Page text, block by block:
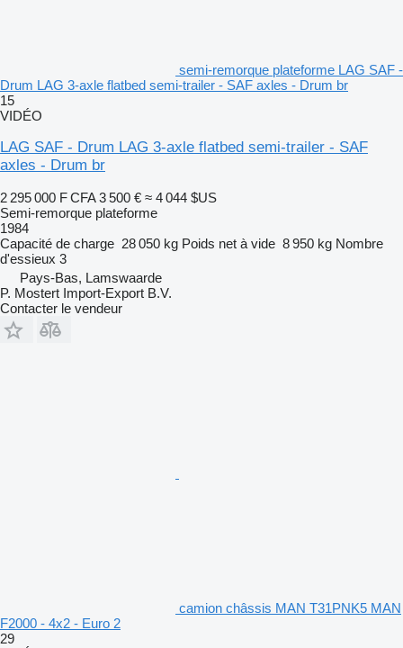
semi-remorque plateforme LAG SAF -
Drum LAG 3-axle flatbed semi-trailer - SAF axles - Drum br
15
VIDÉO
LAG SAF - Drum LAG 3-axle flatbed semi-trailer - SAF
axles - Drum br
2 295 000 F CFA 3 500 € ≈ 4 044 $US
Semi-remorque plateforme
1984
Capacité de charge 28 050 kg Poids net à vide 8 950 kg Nombre
d'essieux 3
Pays-Bas, Lamswaarde
P. Mostert Import-Export B.V.
Contacter le vendeur
camion châssis MAN T31PNK5 MAN
F2000 - 4x2 - Euro 2
29